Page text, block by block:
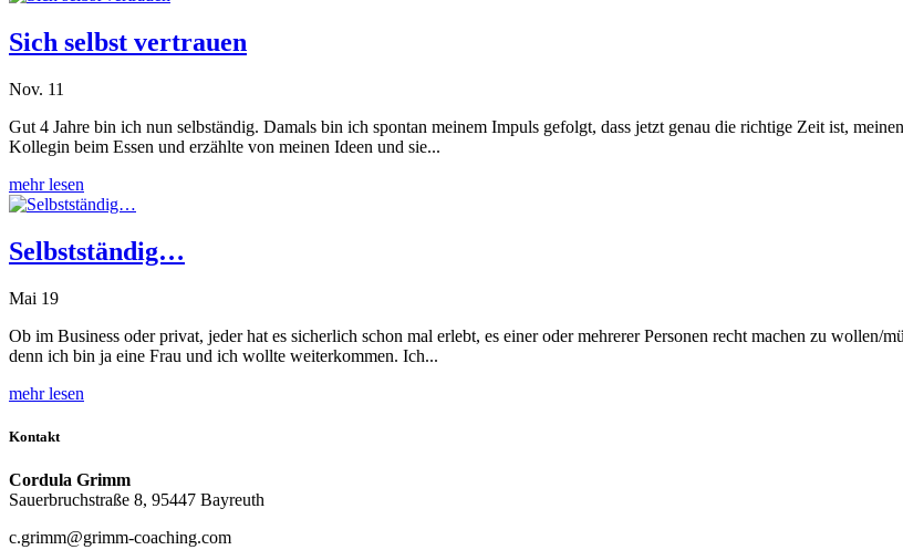
Sich selbst vertrauen
Nov. 11
Gut 4 Jahre bin ich nun selbständig. Damals bin ich spontan meinem Impuls gefolgt, dass jetzt genau die richtige Zeit ist,
Kollegin beim Essen und erzählte von meinen Ideen und sie...
mehr lesen
Selbstständig…
Mai 19
Ob im Business oder privat, jeder hat es sicherlich schon mal erlebt, es einer oder mehrerer Personen recht machen zu wollen/
denn ich bin ja eine Frau und ich wollte weiterkommen. Ich...
mehr lesen
Kontakt
Cordula Grimm
Sauerbruchstraße 8, 95447 Bayreuth
c.grimm@grimm-coaching.com